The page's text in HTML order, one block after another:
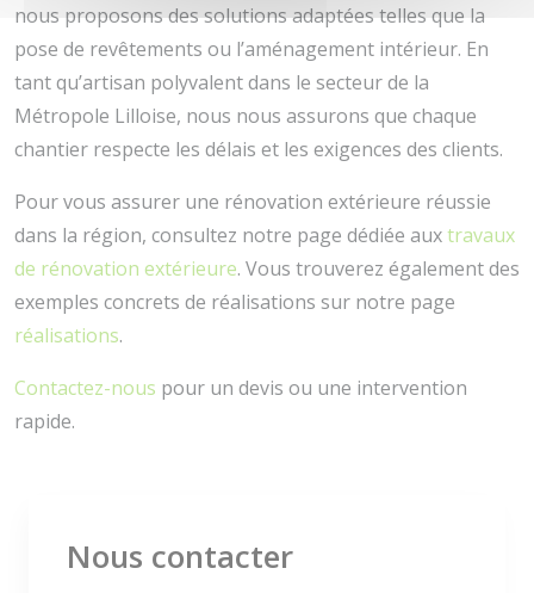
nous proposons des solutions adaptées telles que la
pose de revêtements ou l’aménagement intérieur. En
tant qu’artisan polyvalent dans le secteur de la
Métropole Lilloise, nous nous assurons que chaque
chantier respecte les délais et les exigences des clients.
Pour vous assurer une rénovation extérieure réussie
dans la région, consultez notre page dédiée auxtravaux
de rénovation extérieure. Vous trouverez également des
exemples concrets de réalisations sur notre page
réalisations.
Contactez-nous pour un devis ou une intervention
rapide.
Nous contacter